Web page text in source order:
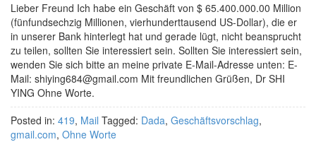
Lieber Freund Ich habe ein Geschäft von $ 65.400.000.00 Million
(fünfundsechzig Millionen, vierhunderttausend US-Dollar), die er
in unserer Bank hinterlegt hat und gerade lügt, nicht beansprucht
zu teilen, sollten Sie interessiert sein. Sollten Sie interessiert sein,
wenden Sie sich bitte an meine private E-Mail-Adresse unten: E-
Mail: shiying684@gmail.com Mit freundlichen Grüßen, Dr SHI
YING Ohne Worte.
Posted in: 419, Mail Tagged: Dada, Geschäftsvorschlag,
gmail.com, Ohne Worte